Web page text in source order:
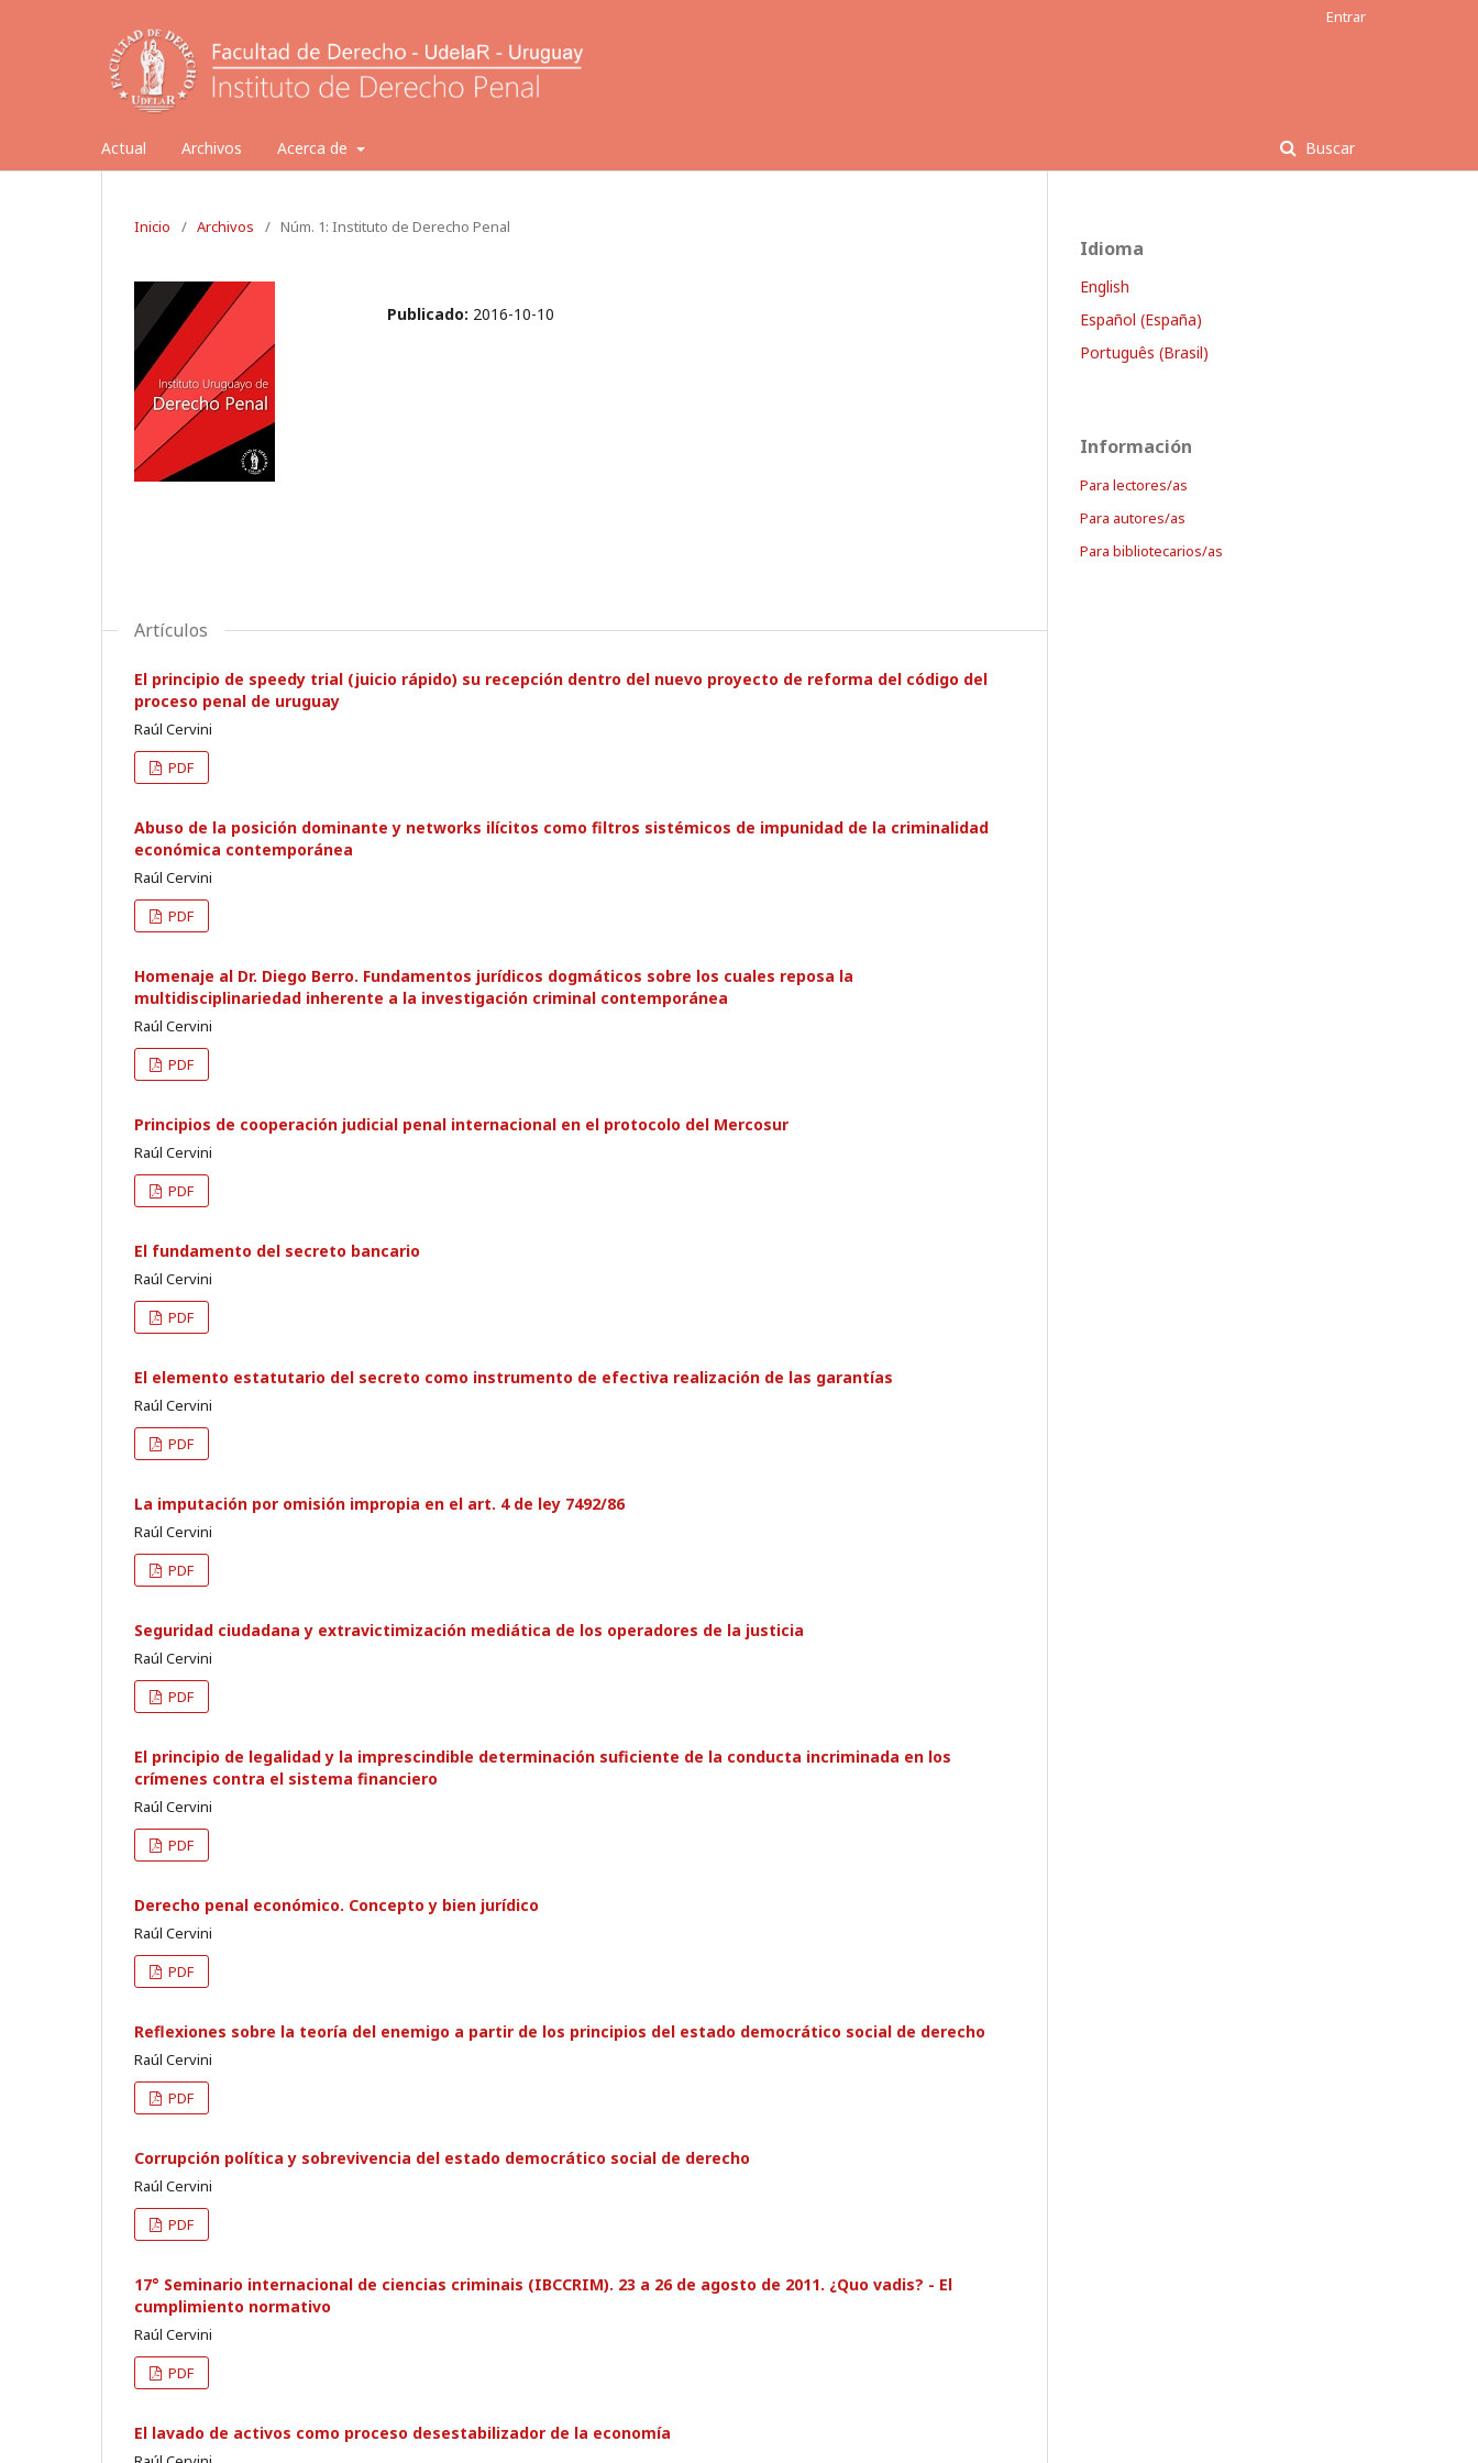
Actual Archivos Acerca de Buscar
Entrar
Inicio / Archivos / Núm. 1: Instituto de Derecho Penal
Publicado: 2016-10-10
Artículos
El principio de speedy trial (juicio rápido) su recepción dentro del nuevo proyecto de reforma del código del
proceso penal de uruguay
Raúl Cervini
PDF
Abuso de la posición dominante y networks ilícitos como filtros sistémicos de impunidad de la criminalidad
económica contemporánea
Raúl Cervini
PDF
Homenaje al Dr. Diego Berro. Fundamentos jurídicos dogmáticos sobre los cuales reposa la
multidisciplinariedad inherente a la investigación criminal contemporánea
Raúl Cervini
PDF
Principios de cooperación judicial penal internacional en el protocolo del Mercosur
Raúl Cervini
PDF
El fundamento del secreto bancario
Raúl Cervini
PDF
El elemento estatutario del secreto como instrumento de efectiva realización de las garantías
Raúl Cervini
PDF
La imputación por omisión impropia en el art. 4 de ley 7492/86
Raúl Cervini
PDF
Seguridad ciudadana y extravictimización mediática de los operadores de la justicia
Raúl Cervini
PDF
El principio de legalidad y la imprescindible determinación suficiente de la conducta incriminada en los
crímenes contra el sistema financiero
Raúl Cervini
PDF
Derecho penal económico. Concepto y bien jurídico
Raúl Cervini
PDF
Reflexiones sobre la teoría del enemigo a partir de los principios del estado democrático social de derecho
Raúl Cervini
PDF
Corrupción política y sobrevivencia del estado democrático social de derecho
Raúl Cervini
PDF
17° Seminario internacional de ciencias criminais (IBCCRIM). 23 a 26 de agosto de 2011. ¿Quo vadis? - El
cumplimiento normativo
Raúl Cervini
PDF
El lavado de activos como proceso desestabilizador de la economía
Idioma
English
Español (España)
Português (Brasil)
Información
Para lectores/as
Para autores/as
Para bibliotecarios/as